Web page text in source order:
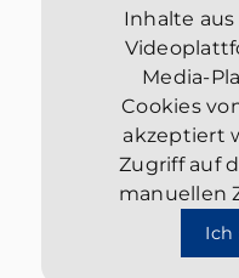
Inhalte
Media-
Cookies
akzeptiert
Zugriff auf
manuellen
Ich